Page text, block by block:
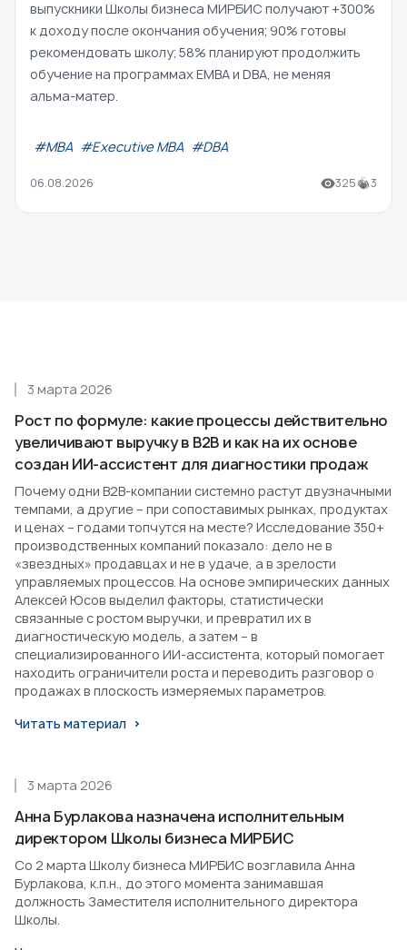
выпускники Школы бизнеса МИРБИС получают +300%
к доходу после окончания обучения; 90% готовы
рекомендовать школу; 58% планируют продолжить
обучение на программах EMBA и DBA, не меняя
альма-матер.
#МВА #Executive MBA #DBA
06.08.2026 325 3
Рост по формуле: какие процессы действительно
увеличивают выручку в B2B и как на их основе
создан ИИ-ассистент для диагностики продаж
3 марта 2026
Почему одни B2B-компании системно растут двузначными
темпами, а другие – при сопоставимых рынках, продуктах
и ценах – годами топчутся на месте? Исследование 350+
производственных компаний показало: дело не в
«звездных» продавцах и не в удаче, а в зрелости
управляемых процессов. На основе эмпирических данных
Алексей Юсов выделил факторы, статистически
связанные с ростом выручки, и превратил их в
диагностическую модель, а затем – в
специализированного ИИ-ассистента, который помогает
находить ограничители роста и переводить разговор о
продажах в плоскость измеряемых параметров.
Читать материал
Анна Бурлакова назначена исполнительным
директором Школы бизнеса МИРБИС
3 марта 2026
Со 2 марта Школу бизнеса МИРБИС возглавила Анна
Бурлакова, к.п.н., до этого момента занимавшая
должность Заместителя исполнительного директора
Школы.